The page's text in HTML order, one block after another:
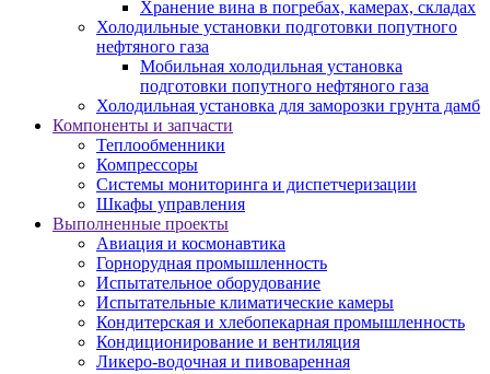
Хранение вина в погребах, камерах, складах
Холодильные установки подготовки попутного
нефтяного газа
Мобильная холодильная установка
подготовки попутного нефтяного газа
Холодильная установка для заморозки грунта дамб
Компоненты и запчасти
Теплообменники
Компрессоры
Системы мониторинга и диспетчеризации
Шкафы управления
Выполненные проекты
Авиация и космонавтика
Горнорудная промышленность
Испытательное оборудование
Испытательные климатические камеры
Кондитерская и хлебопекарная промышленность
Кондиционирование и вентиляция
Ликеро-водочная и пивоваренная